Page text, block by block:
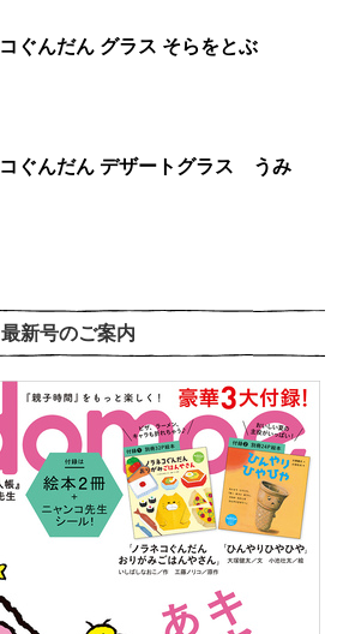
ノラネコぐんだん グラス そらをとぶ
ノラネコぐんだん デザートグラス うみ
最新号のご案内